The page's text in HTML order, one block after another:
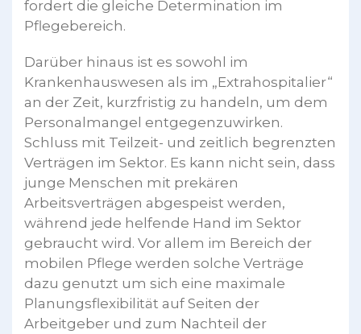
fordert die gleiche Determination im
Pflegebereich.
Darüber hinaus ist es sowohl im
Krankenhauswesen als im „Extrahospitalier“
an der Zeit, kurzfristig zu handeln, um dem
Personalmangel entgegenzuwirken.
Schluss mit Teilzeit- und zeitlich begrenzten
Verträgen im Sektor. Es kann nicht sein, dass
junge Menschen mit prekären
Arbeitsverträgen abgespeist werden,
während jede helfende Hand im Sektor
gebraucht wird. Vor allem im Bereich der
mobilen Pflege werden solche Verträge
dazu genutzt um sich eine maximale
Planungsflexibilität auf Seiten der
Arbeitgeber und zum Nachteil der